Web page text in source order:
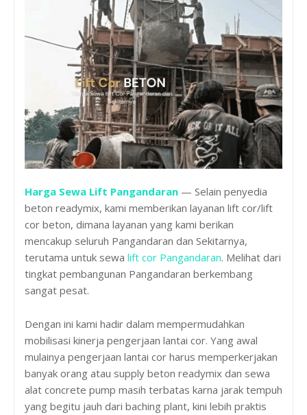
Harga Sewa Lift Pangandaran — Selain penyedia
beton readymix, kami memberikan layanan lift cor/lift
cor beton, dimana layanan yang kami berikan
mencakup seluruh Pangandaran dan Sekitarnya,
terutama untuk sewa lift cor Pangandaran. Melihat dari
tingkat pembangunan Pangandaran berkembang
sangat pesat.
Dengan ini kami hadir dalam mempermudahkan
mobilisasi kinerja pengerjaan lantai cor. Yang awal
mulainya pengerjaan lantai cor harus memperkerjakan
banyak orang atau supply beton readymix dan sewa
alat concrete pump masih terbatas karna jarak tempuh
yang begitu jauh dari baching plant, kini lebih praktis